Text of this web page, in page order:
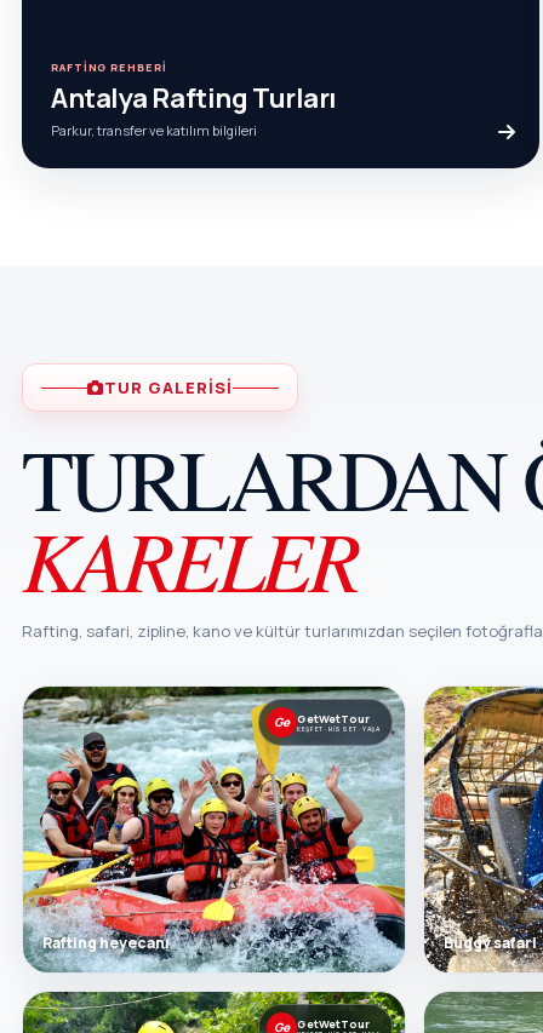
RAFTING REHBERI
Antalya Rafting Turları
Parkur, transfer ve katılım bilgileri
TUR GALERISI
TURLARDAN
KARELER
Rafting, safari, zipline, kano ve kültür turlarımızdan seçilen
Ge GetWetTour
KEŞFET · HISSET · YAŞA
Rafting heyecanı Buggy safari
Ge GetWetTour